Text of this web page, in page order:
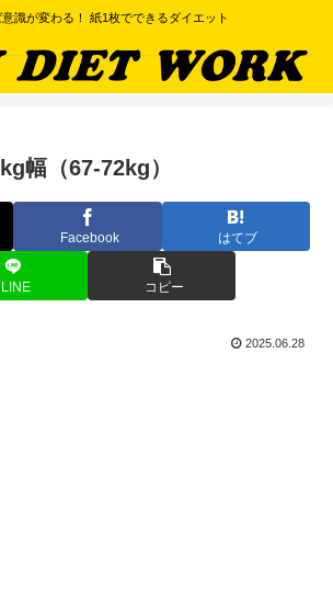
識が変わる！ 紙1枚でできるダイエット
幅（67-72kg）
Facebook はてブ
LINE コピー
2025.06.28